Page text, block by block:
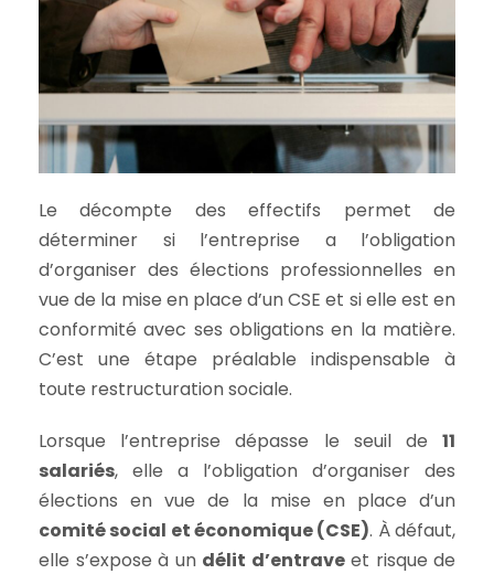
Le décompte des effectifs permet de
déterminer si l’entreprise a l’obligation
d’organiser des élections professionnelles en
vue de la mise en place d’un CSE et si elle est en
conformité avec ses obligations en la matière.
C’est une étape préalable indispensable à
toute restructuration sociale.
Lorsque l’entreprise dépasse le seuil de 11
salariés, elle a l’obligation d’organiser des
élections en vue de la mise en place d’un
comité social et économique (CSE). À défaut,
elle s’expose à un délit d’entraveet risque de